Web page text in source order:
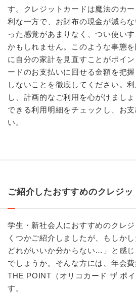
す。クレジットカードは魔法のカ
利な一方で、お財布の現金が減ら
った感覚があまりなく、つい使い
かもしれません。このような事態
に自分の家計を見直すことがポイ
ードのお支払いに回せる金額を把
しないことを徹底してください。
し、計画的なご利用を心がけまし
できる利用明細をチェックし、お
い。
ご紹介したおすすめのクレジッ
学生・新社会人におすすめのクレ
くつかご紹介しましたが、もしか
どれがいいか分からない…」と感
でしょうか。そんな方には、年会
THE POINT（オリコカード ザ ポ
す。